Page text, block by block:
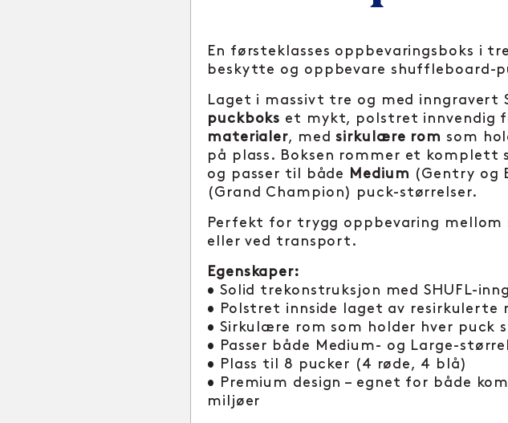
En førsteklasses oppbevaringsboks i
beskytte og oppbevare shuffleboard-
Laget i massivt tre og med inngravert
puckboks et mykt, polstret innvendig
materialer, medsirkulære rom som
på plass. Boksen rommer et komplett
og passer til både
Medium (Gentry og
(Grand Champion) puck-størrelser.
Perfekt for trygg oppbevaring mellom
eller ved transport.
Egenskaper:
• Solid trekonstruksjon med SHUFL-
• Polstret innside laget av resirkulerte
• Sirkulære rom som holder hver puck
• Passer både Medium- og Large-
• Plass til 8 pucker (4 røde, 4 blå)
• Premium design – egnet for både
miljøer